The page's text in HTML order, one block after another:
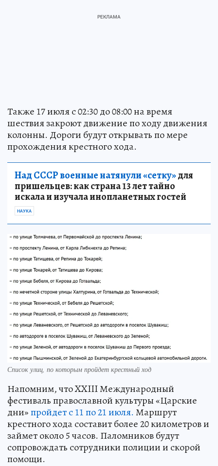
Также 17 июля с 02:30 до 08:00 на время
шествия закроют движение по ходу движения
колонны. Дороги будут открывать по мере
прохождения крестного хода.
Над СССР военные натянули «сетку»для
пришельцев: как страна 13 лет тайно
искала и изучала инопланетных гостей
НАУКА
Список улиц, по которым пройдет крестный ход
Напомним, что XXIII Международный
фестиваль православной культуры «Царские
дни»пройдет с 11 по 21 июля. Маршрут
крестного хода составит более 20 километров и
займет около 5 часов. Паломников будут
сопровождать сотрудники полиции и скорой
помощи.